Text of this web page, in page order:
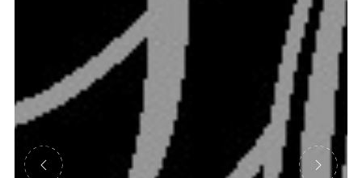
Précédent Suivant